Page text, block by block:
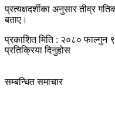
प्रत्यक्षदर्शीका अनुसार तीव्र
बताए।
प्रकाशित मिति : २०८० फाल्गुन
प्रतिक्रिया दिनुहोस
सम्बन्धित समाचार